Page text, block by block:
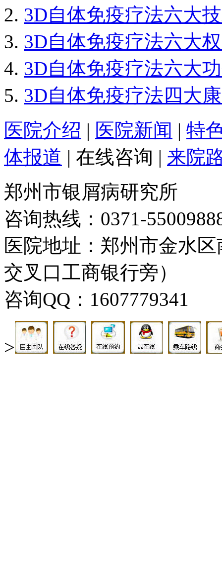
3D自体免疫疗法六大
3D自体免疫疗法六大
3D自体免疫疗法六大
3D自体免疫疗法四大
医院介绍 | 医院新闻 | 特
体报道 | 在线咨询 | 来院
郑州市银屑病研究所
咨询热线：0371-
医院地址：郑州市金水
交叉口工商银行旁）
咨询QQ：1607779341
>